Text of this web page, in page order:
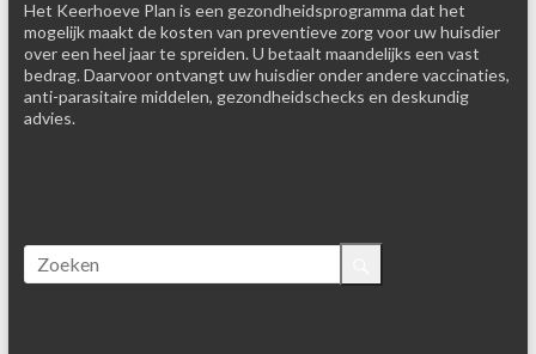
Het Keerhoeve Plan is een gezondheidsprogramma dat het
mogelijk maakt de kosten van preventieve zorg voor uw huisdier
over een heel jaar te spreiden. U betaalt maandelijks een vast
bedrag. Daarvoor ontvangt uw huisdier onder andere vaccinaties,
anti-parasitaire middelen, gezondheidschecks en deskundig
advies.